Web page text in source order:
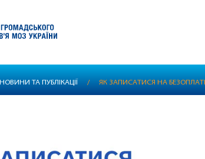
НОВИНИ ТА ПУБЛІКАЦІЇ / ЯК ЗАПИСАТИСЯ НА